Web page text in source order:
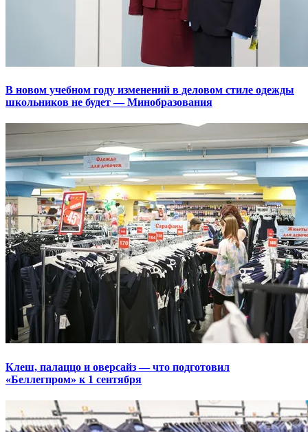
В новом учебном году изменений в деловом стиле одежды
школьников не будет — Минобразования
Клеш, палаццо и оверсайз — что подготовил
«Беллегпром» к 1 сентября